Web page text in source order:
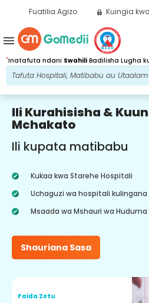
Fuatilia Agizo Kuingia
*Inatafuta ndani Swahili Badilisha Lugha
menu
Ili Kurahisisha &
Mchakato
Ili kupata matibabu
Kukaa kwa Starehe Hospitali
Uchaguzi wa hospitali
Msaada wa Mshauri wa
Shauriana Sasa
Faida Zetu